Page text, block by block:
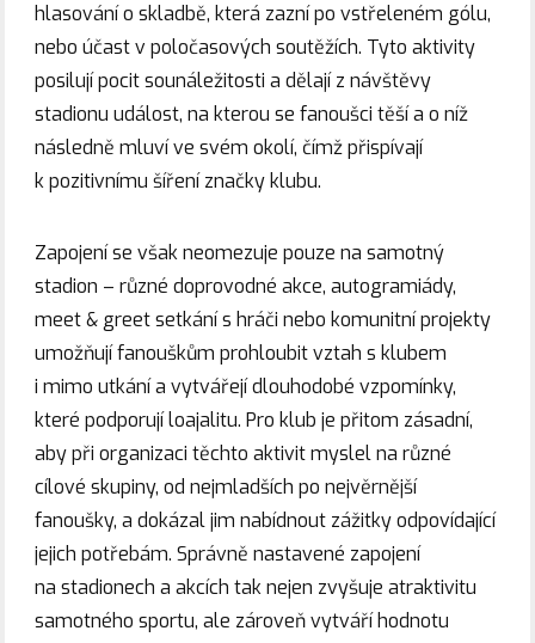
hlasování o skladbě, která zazní po vstřeleném gólu,
nebo účast v poločasových soutěžích. Tyto aktivity
posilují pocit sounáležitosti a dělají z návštěvy
stadionu událost, na kterou se fanoušci těší a o níž
následně mluví ve svém okolí, čímž přispívají
k pozitivnímu šíření značky klubu.
Zapojení se však neomezuje pouze na samotný
stadion – různé doprovodné akce, autogramiády,
meet & greet setkání s hráči nebo komunitní projekty
umožňují fanouškům prohloubit vztah s klubem
i mimo utkání a vytvářejí dlouhodobé vzpomínky,
které podporují loajalitu. Pro klub je přitom zásadní,
aby při organizaci těchto aktivit myslel na různé
cílové skupiny, od nejmladších po nejvěrnější
fanoušky, a dokázal jim nabídnout zážitky odpovídající
jejich potřebám. Správně nastavené zapojení
na stadionech a akcích tak nejen zvyšuje atraktivitu
samotného sportu, ale zároveň vytváří hodnotu